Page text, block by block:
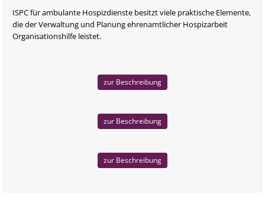
ISPC für ambulante Hospizdienste besitzt viele praktische Elemente,
die der Verwaltung und Planung ehrenamtlicher Hospizarbeit
Organisationshilfe leistet.
zur Beschreibung
zur Beschreibung
zur Beschreibung